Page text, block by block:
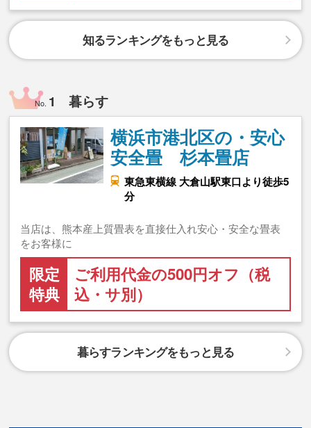
知るランキングをもっと見る
No. 1 暮らす
横浜市港北区の・安心
安全畳 杉本畳店
東急東横線 大倉山駅東口より徒歩5
分
当店は、熊本産上質畳表を直接仕入れ安心・安全な畳表
をお客様に
限定
特典
ご利用代金の500円オフ（税
込・サ別）
暮らすランキングをもっと見る